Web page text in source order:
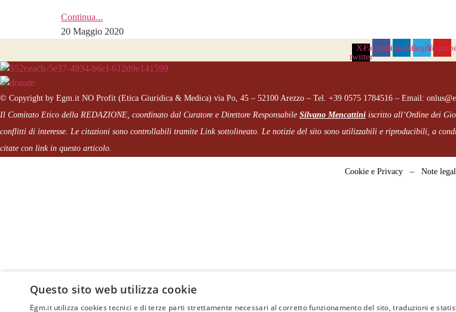
Continua...
20 Maggio 2020
X-
twitter
FacebookLinkedinTelegram
© Copyright by Egm.it NO Profit (Etica Giuridica & Medica) via Po, 45 – 52100 Arezzo – Tel. +39 0575 1784516 – Email:
Il Comitato Etico della REDAZIONE, coordinato dal Curatore e Direttore Responsabile Silvano Mencattini iscritto all’Ordine dei
conflitti di interesse. Le citazioni sono controllabili tramite Link sottolineato. Le notizie del sito sono utilizzabili e riproducibili, a
citate con link in questo articolo.
Cookie e Privacy – Note
Questo sito web utilizza cookie
Egm.it utilizza cookies tecnici e di terze parti strettamente necessari al corretto funzionamento del sito, traduzioni e